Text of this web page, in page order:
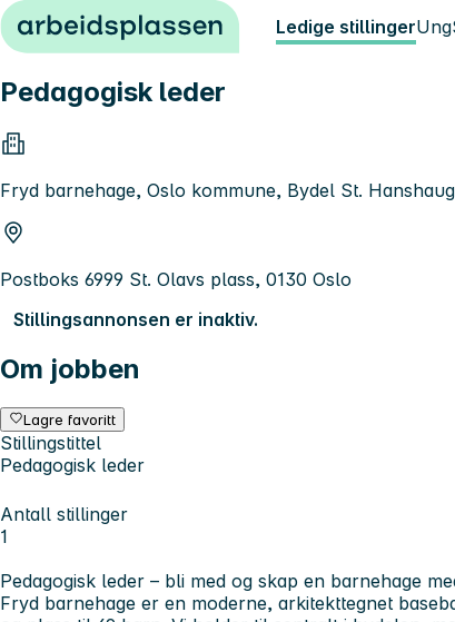
Hopp til innhold Ledige stillingerUng
Pedagogisk leder
Fryd barnehage, Oslo kommune, Bydel St.
Postboks 6999 St. Olavs plass, 0130 Oslo
Stillingsannonsen er inaktiv.
Om jobben
Lagre favoritt
Stillingstittel
Pedagogisk leder
Antall stillinger
1
Pedagogisk leder – bli med og skap en barnehage
Fryd barnehage er en moderne, arkitekttegnet